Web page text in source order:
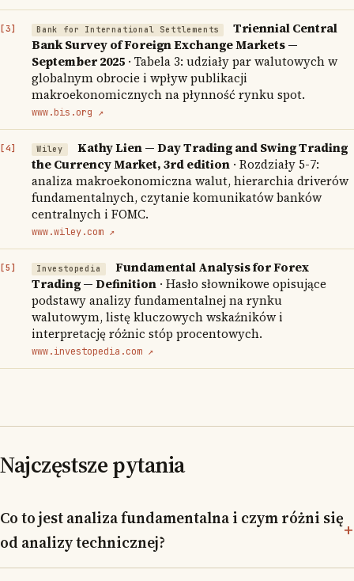
Bank for International Settlements
Triennial Central
Bank Survey of Foreign Exchange Markets —
September 2025 · Tabela 3: udziały par walutowych w
globalnym obrocie i wpływ publikacji
makroekonomicznych na płynność rynku spot.
www.bis.org ↗
Wiley
Kathy Lien — Day Trading and Swing Trading
the Currency Market, 3rd edition · Rozdziały 5-7:
analiza makroekonomiczna walut, hierarchia driverów
fundamentalnych, czytanie komunikatów banków
centralnych i FOMC.
www.wiley.com ↗
Investopedia
Fundamental Analysis for Forex
Trading — Definition · Hasło słownikowe opisujące
podstawy analizy fundamentalnej na rynku
walutowym, listę kluczowych wskaźników i
interpretację różnic stóp procentowych.
www.investopedia.com ↗
Najczęstsze pytania
Co to jest analiza fundamentalna i czym różni się
od analizy technicznej?